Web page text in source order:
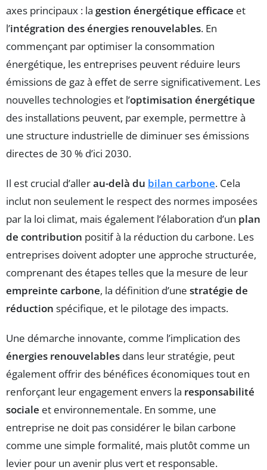
axes principaux : la gestion énergétique efficace et
l’intégration des énergies renouvelables. En
commençant par optimiser la consommation
énergétique, les entreprises peuvent réduire leurs
émissions de gaz à effet de serre significativement. Les
nouvelles technologies et l’optimisation énergétique
des installations peuvent, par exemple, permettre à
une structure industrielle de diminuer ses émissions
directes de 30 % d’ici 2030.
Il est crucial d’allerau-delà du bilan carbone. Cela
inclut non seulement le respect des normes imposées
par la loi climat, mais également l’élaboration d’un plan
de contribution positif à la réduction du carbone. Les
entreprises doivent adopter une approche structurée,
comprenant des étapes telles que la mesure de leur
empreinte carbone, la définition d’une stratégie de
réduction spécifique, et le pilotage des impacts.
Une démarche innovante, comme l’implication des
énergies renouvelables dans leur stratégie, peut
également offrir des bénéfices économiques tout en
renforçant leur engagement envers la responsabilité
sociale et environnementale. En somme, une
entreprise ne doit pas considérer le bilan carbone
comme une simple formalité, mais plutôt comme un
levier pour un avenir plus vert et responsable.